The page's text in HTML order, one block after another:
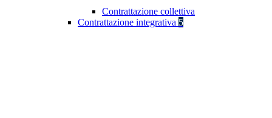
Contrattazione collettiva
Contrattazione integrativa 5